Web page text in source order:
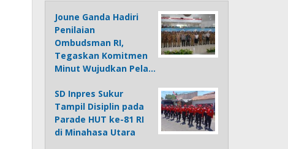
Joune Ganda Hadiri
Penilaian
Ombudsman RI,
Tegaskan Komitmen
Minut Wujudkan Pela…
SD Inpres Sukur
Tampil Disiplin pada
Parade HUT ke-81 RI
di Minahasa Utara